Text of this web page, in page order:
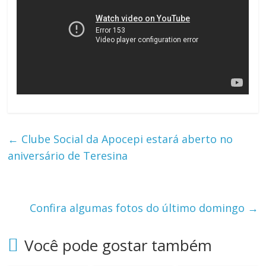
← Clube Social da Apocepi estará aberto no
aniversário de Teresina
Confira algumas fotos do último domingo →
Você pode gostar também